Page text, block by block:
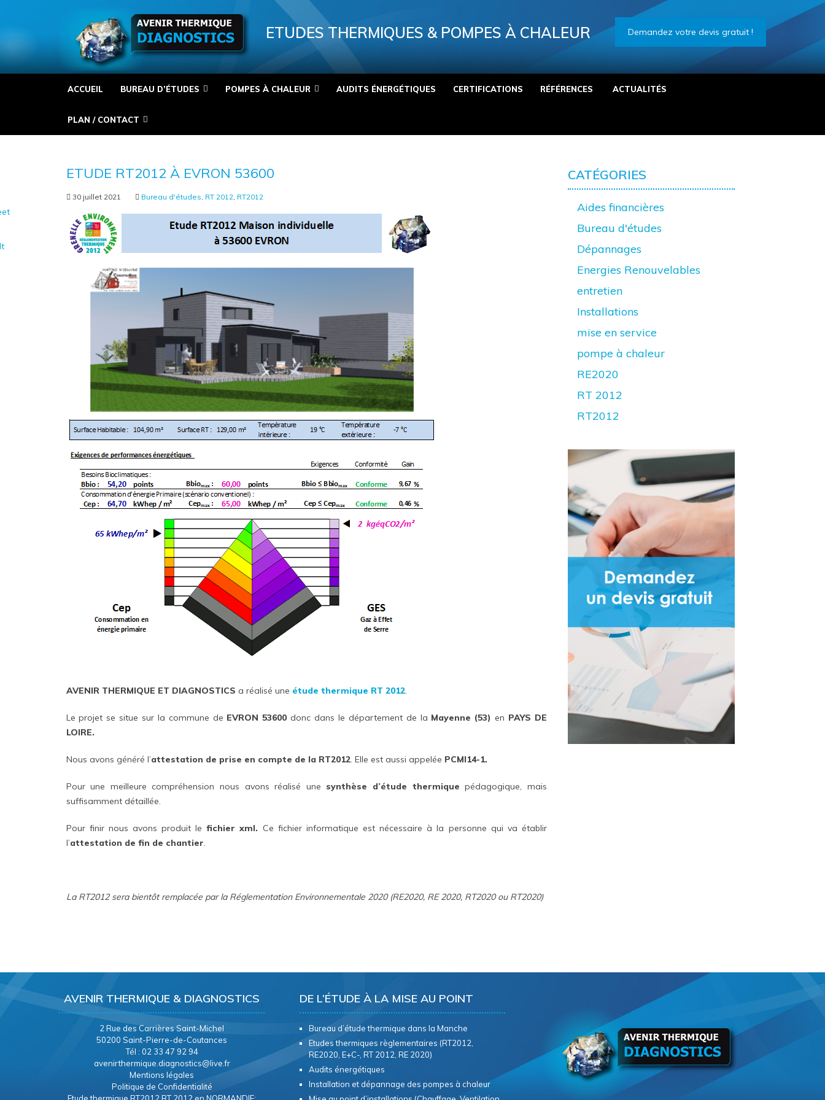
Demandez votre devis gratuit !
ETUDES THERMIQUES & POMPES À CHALEUR
ACCUEIL BUREAU D’ÉTUDES POMPES À CHALEUR AUDITS ÉNERGÉTIQUES CERTIFICATIONS RÉFÉRENCES ACTUALITÉS
PLAN / CONTACT
ETUDE RT2012 À EVRON 53600
30 juillet 2021 Bureau d'études RT 2012 RT2012
AVENIR THERMIQUE ET DIAGNOSTICS a réalisé une étude thermique RT 2012.
Le projet se situe sur la commune de EVRON 53600donc dans le département de la Mayenne (53)en PAYS DE
LOIRE.
Nous avons généré l’attestation de prise en compte de la RT2012. Elle est aussi appelée PCMI14-1.
Pour une meilleure compréhension nous avons réalisé une synthèse d’étude thermique pédagogique, mais
suffisamment détaillée.
Pour finir nous avons produit lefichier xml. Ce fichier informatique est nécessaire à la personne qui va établir
l’attestation de fin de chantier
La RT2012 sera bientôt remplacée par la Réglementation Environnementale 2020 (RE2020, RE 2020, RT2020 ou RT2020)
CATÉGORIES
Aides financières
Bureau d'études
Dépannages
Energies Renouvelables
entretien
Installations
mise en service
pompe à chaleur
RE2020
RT 2012
RT2012
AVENIR THERMIQUE & DIAGNOSTICS
2 Rue des Carrières Saint-Michel
50200 Saint-Pierre-de-Coutances
Tél : 02 33 47 92 94
avenirthermique.diagnostics@live.fr
Mentions légales
Politique de Confidentialité
DE L’ÉTUDE À LA MISE AU POINT
Bureau d’étude thermique dans la Manche
Etudes thermiques règlementaires (RT2012,
RE2020, E+C-, RT 2012, RE 2020)
Audits énergétiques
Installation et dépannage des pompes à chaleur